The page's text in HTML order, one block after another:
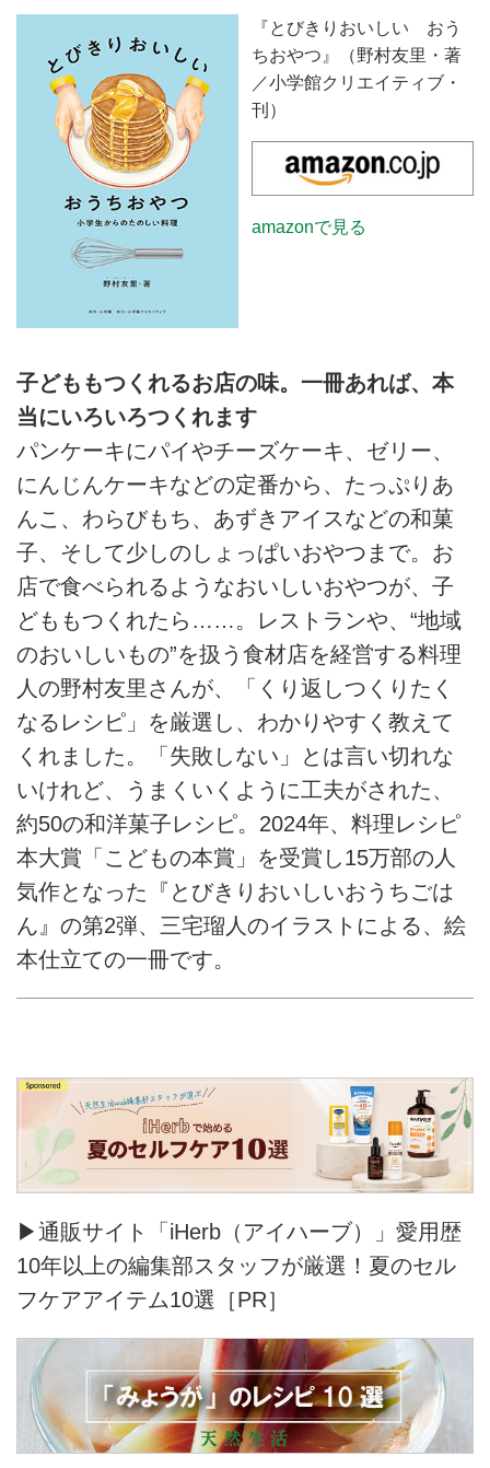
『とびきりおいしい おう
ちおやつ』（野村友里・著
／小学館クリエイティブ・
刊）
amazonで見る
子どももつくれるお店の味。一冊あれば、本
当にいろいろつくれます
パンケーキにパイやチーズケーキ、ゼリー、
にんじんケーキなどの定番から、たっぷりあ
んこ、わらびもち、あずきアイスなどの和菓
子、そして少しのしょっぱいおやつまで。お
店で食べられるようなおいしいおやつが、子
どももつくれたら……。レストランや、“地域
のおいしいもの”を扱う食材店を経営する料理
人の野村友里さんが、「くり返しつくりたく
なるレシピ」を厳選し、わかりやすく教えて
くれました。「失敗しない」とは言い切れな
いけれど、うまくいくように工夫がされた、
約50の和洋菓子レシピ。2024年、料理レシピ
本大賞「こどもの本賞」を受賞し15万部の人
気作となった『とびきりおいしいおうちごは
ん』の第2弾、三宅瑠人のイラストによる、絵
本仕立ての一冊です。
▶通販サイト「iHerb（アイハーブ）」愛用歴
10年以上の編集部スタッフが厳選！夏のセル
フケアアイテム10選［PR］